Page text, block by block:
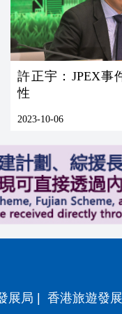
許正宇：JPEX事
性
2023-10-06
展局 | 香港旅遊發